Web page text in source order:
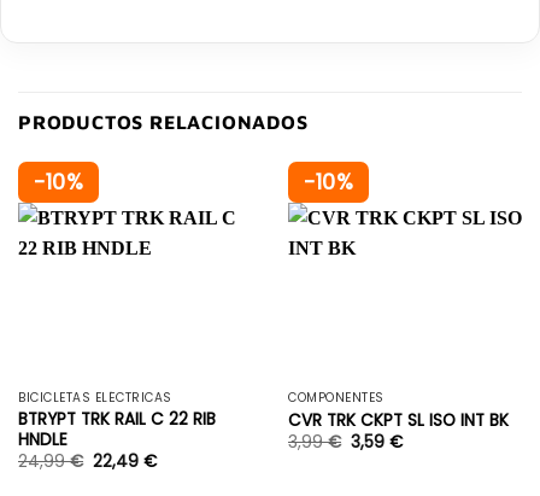
PRODUCTOS RELACIONADOS
-10%
BICICLETAS ELÉCTRICAS
BTRYPT TRK RAIL C 22 RIB
HNDLE
24,99€ 22,49€
-10%
COMPONENTES
CVR TRK CKPT SL ISO INT BK
3,99€ 3,59€